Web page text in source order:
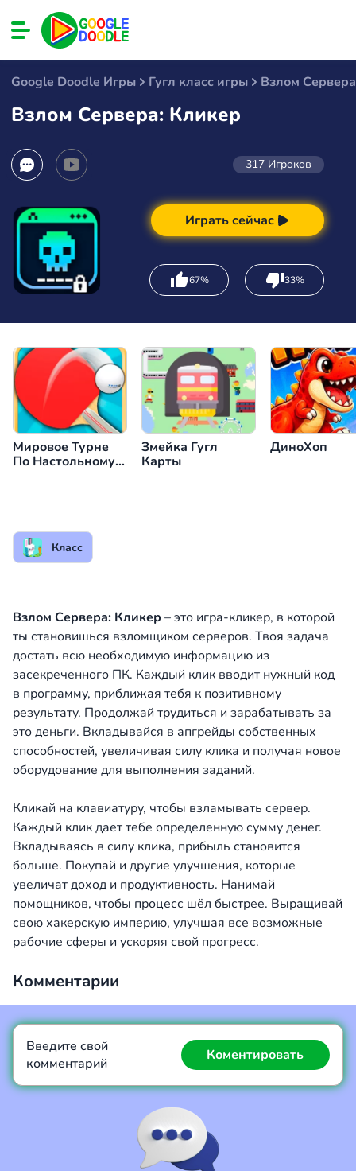
Google Doodle Игры Гугл класс игры Взлом
Взлом Сервера: Кликер
317 Игроков
Играть сейчас
67% 33%
Мировое Турне
По Настольному
Змейка Гугл
Карты
ДиноХоп
Класс
Взлом Сервера: Кликер – это игра-кликер, в которой
ты становишься взломщиком серверов. Твоя задача
достать всю необходимую информацию из
засекреченного ПК. Каждый клик вводит нужный код
в программу, приближая тебя к позитивному
результату. Продолжай трудиться и зарабатывать за
это деньги. Вкладывайся в апгрейды собственных
способностей, увеличивая силу клика и получая новое
оборудование для выполнения заданий.
Кликай на клавиатуру, чтобы взламывать сервер.
Каждый клик дает тебе определенную сумму денег.
Вкладываясь в силу клика, прибыль становится
больше. Покупай и другие улучшения, которые
увеличат доход и продуктивность. Нанимай
помощников, чтобы процесс шёл быстрее. Выращивай
свою хакерскую империю, улучшая все возможные
рабочие сферы и ускоряя свой прогресс.
Комментарии
Введите свой
комментарий
Коментировать